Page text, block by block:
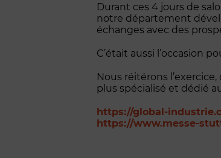
Durant ces 4 jours de
notre département
échanges avec des
C’était aussi l’occasion
Nous réitérons
plus spécialisé et dédié
https://global-
https://www.messe-